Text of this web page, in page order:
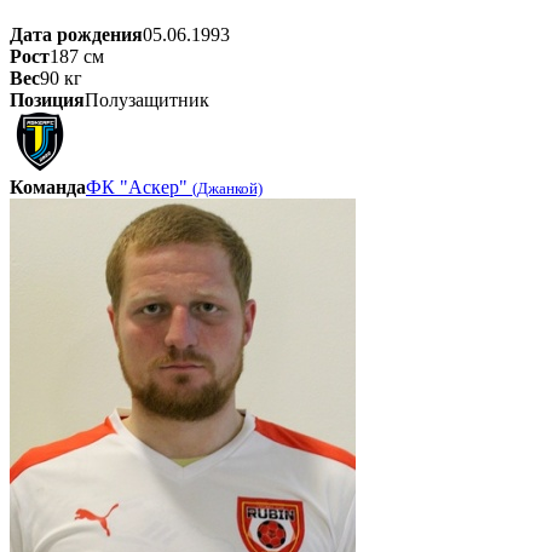
Дата рождения05.06.1993
Рост187 см
Вес90 кг
ПозицияПолузащитник
КомандаФК "Аскер" (Джанкой)